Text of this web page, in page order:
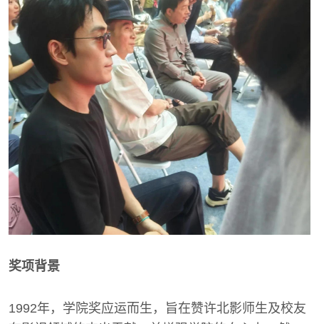
奖项背景
1992年，学院奖应运而生，旨在赞许北影师生及校友